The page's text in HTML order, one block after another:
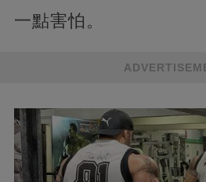
一點害怕。